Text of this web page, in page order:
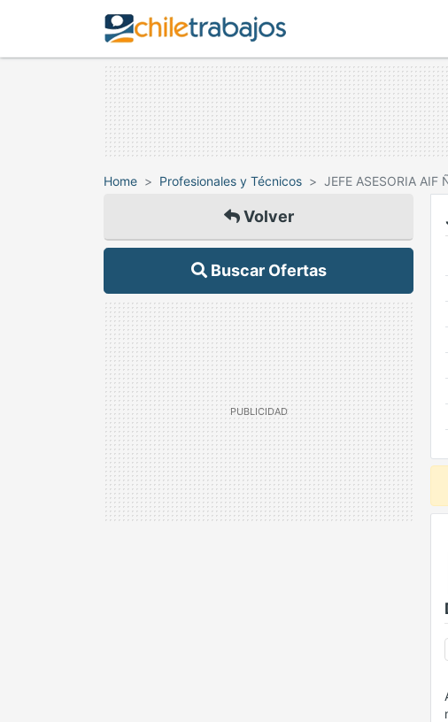
Home Profesionales y Técnicos JEFE ASESORIA AIF
Volver
Buscar Ofertas